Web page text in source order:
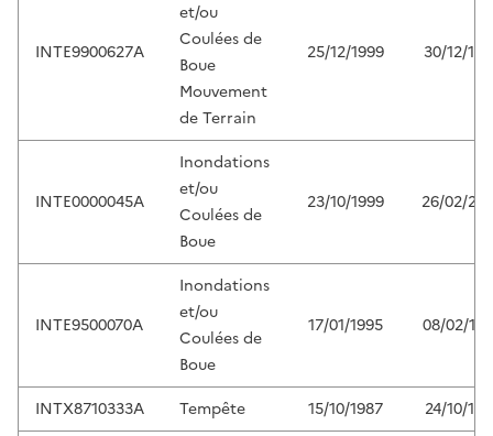
INTE9900627A
et/ou
Coulées de
Boue
Mouvement
de Terrain
25/12/1999 30/12/
INTE0000045A
Inondations
et/ou
Coulées de
Boue
23/10/1999 26/02/
INTE9500070A
Inondations
et/ou
Coulées de
Boue
17/01/1995 08/02/
INTX8710333A Tempête 15/10/1987 24/10/